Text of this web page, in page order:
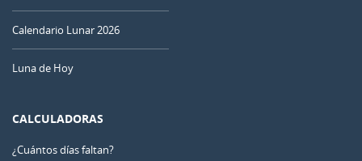
Calendario Lunar 2026
Luna de Hoy
CALCULADORAS
¿Cuántos días faltan?